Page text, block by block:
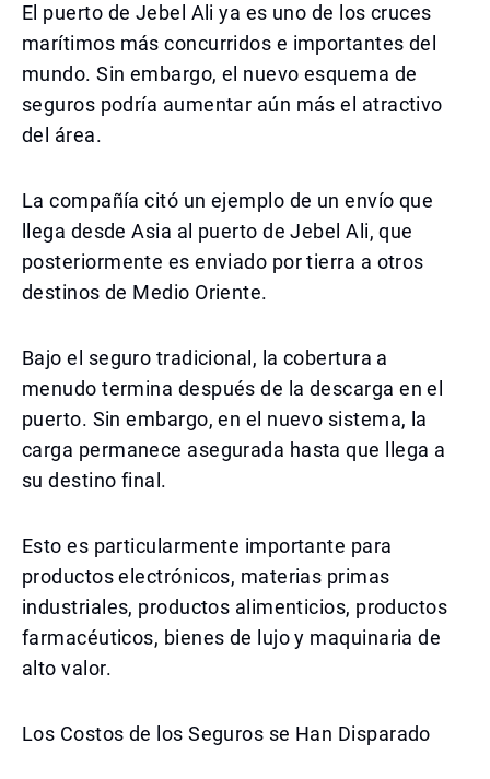
El puerto de Jebel Ali ya es uno de los cruces
marítimos más concurridos e importantes del
mundo. Sin embargo, el nuevo esquema de
seguros podría aumentar aún más el atractivo
del área.
La compañía citó un ejemplo de un envío que
llega desde Asia al puerto de Jebel Ali, que
posteriormente es enviado por tierra a otros
destinos de Medio Oriente.
Bajo el seguro tradicional, la cobertura a
menudo termina después de la descarga en el
puerto. Sin embargo, en el nuevo sistema, la
carga permanece asegurada hasta que llega a
su destino final.
Esto es particularmente importante para
productos electrónicos, materias primas
industriales, productos alimenticios, productos
farmacéuticos, bienes de lujo y maquinaria de
alto valor.
Los Costos de los Seguros se Han Disparado